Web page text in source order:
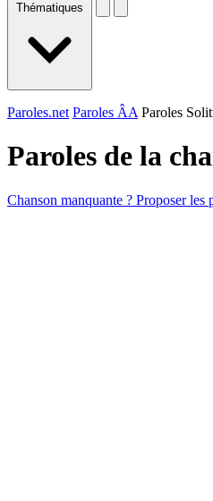
Thématiques
Paroles.net Paroles ÂA Paroles
Paroles de la
Chanson manquante ? Proposer les